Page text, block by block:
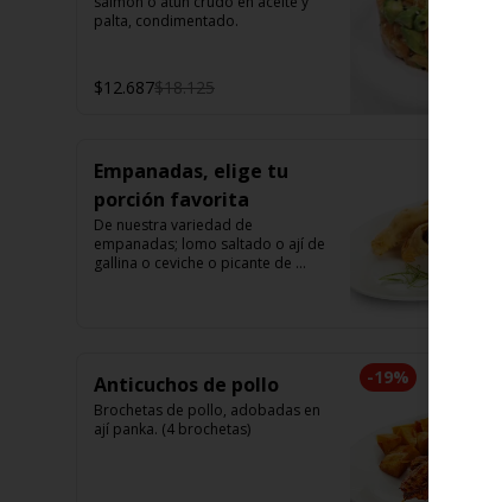
palta, condimentado.
$12.687$18.125
Empanadas, elige tu
porción favorita
De nuestra variedad de
empanadas; lomo saltado o ají de
gallina o ceviche o picante de
-19%
Anticuchos de pollo
Brochetas de pollo, adobadas en
ají panka. (4 brochetas)